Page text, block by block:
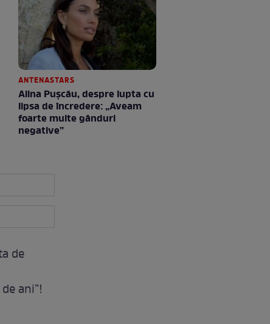
ANTENASTARS
Alina Pușcău, despre lupta cu
lipsa de încredere: „Aveam
foarte multe gânduri
negative”
de
ani”!